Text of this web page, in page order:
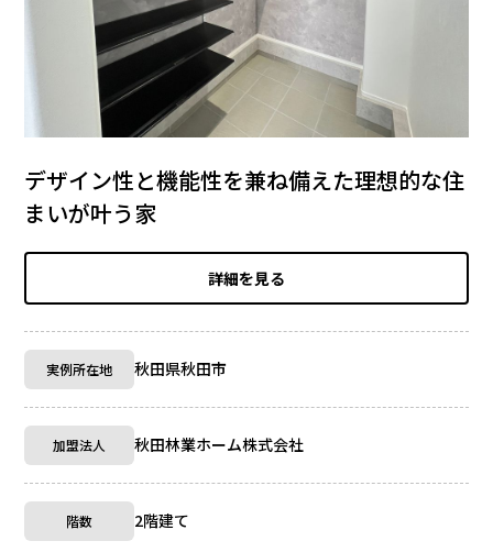
デザイン性と機能性を兼ね備えた理想的な住
まいが叶う家
詳細を見る
実例所在地 秋田県秋田市
加盟法人 秋田林業ホーム株式会社
階数 2階建て